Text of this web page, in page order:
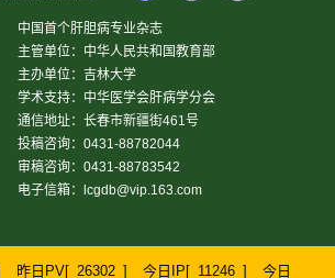
中国首个肝胆病专业杂志
主管单位：中华人民共和国教育部
主办单位：吉林大学
学术支持：中华医学会肝病学分会
通信地址：长春市新疆街461号
投稿咨询：0431-88782044
审稿咨询：0431-88783542
电子信箱：
lcgdb@vip.163.com
昨日PV[ 26302 ] 今日IP[ 11246 ] 今日